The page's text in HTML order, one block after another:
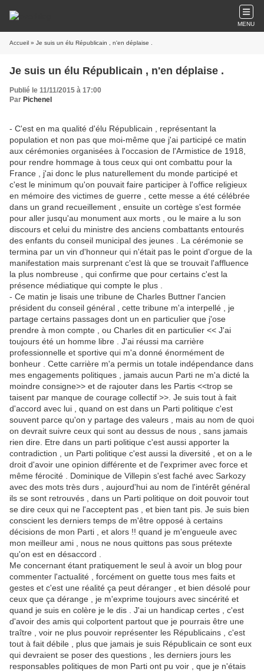
MENU
Accueil » Je suis un élu Républicain , n'en déplaise .
Je suis un élu Républicain , n'en déplaise .
Publié le 11/11/2015 à 17:00
Par Pichenel
- C'est en ma qualité d'élu Républicain , représentant la
population et non pas que moi-même que j'ai participé ce matin
aux cérémonies organisées à l'occasion de l'Armistice de 1918,
pour rendre hommage à tous ceux qui ont combattu pour la
France , j'ai donc le plus naturellement du monde participé et
c'est le minimum qu'on pouvait faire participer à l'office religieux
en mémoire des victimes de guerre , cette messe a été célébrée
dans un grand recueillement , ensuite un cortège s'est formée
pour aller jusqu'au monument aux morts , ou le maire a lu son
discours et celui du ministre des anciens combattants entourés
des enfants du conseil municipal des jeunes . La cérémonie se
termina par un vin d'honneur qui n'était pas le point d'orgue de la
manifestation mais surprenant c'est là que se trouvait l'affluence
la plus nombreuse , qui confirme que pour certains c'est la
présence médiatique qui compte le plus .
- Ce matin je lisais une tribune de Charles Buttner l'ancien
président du conseil général , cette tribune m'a interpellé , je
partage certains passages dont un en particulier que j'ose
prendre à mon compte , ou Charles dit en particulier << J'ai
toujours été un homme libre . J'ai réussi ma carrière
professionnelle et sportive qui m'a donné énormément de
bonheur . Cette carrière m'a permis un totale indépendance dans
mes engagements politiques , jamais aucun Parti ne m'a dicté la
moindre consigne>> et de rajouter dans les Partis <<trop se
taisent par manque de courage collectif >>. Je suis tout à fait
d'accord avec lui , quand on est dans un Parti politique c'est
souvent parce qu'on y partage des valeurs , mais au nom de quoi
on devrait suivre ceux qui sont au dessus de nous , sans jamais
rien dire. Etre dans un parti politique c'est aussi apporter la
contradiction , un Parti politique c'est aussi la diversité , et on a le
droit d'avoir une opinion différente et de l'exprimer avec force et
même férocité . Dominique de Villepin s'est faché avec Sarkozy
avec des mots très durs , aujourd'hui au nom de l'intérêt général
ils se sont retrouvés , dans un Parti politique on doit pouvoir tout
se dire ceux qui ne l'acceptent pas , et bien tant pis. Je suis bien
conscient les derniers temps de m'être opposé à certains
décisions de mon Parti , et alors !! quand je m'engueule avec
mon meilleur ami , nous ne nous quittons pas sous prétexte
qu'on est en désaccord .
Me concernant étant pratiquement le seul à avoir un blog pour
commenter l'actualité , forcément on guette tous mes faits et
gestes et c'est une réalité ça peut déranger , et bien désolé pour
ceux que ça dérange , je m'exprime toujours avec sincérité et
quand je suis en colère je le dis . J'ai un handicap certes , c'est
d'avoir des amis qui colportent partout que je pourrais être une
traître , voir ne plus pouvoir représenter les Républicains , c'est
tout à fait débile , plus que jamais je suis Républicain ce sont eux
qui devraient se poser des questions , les derniers jours les
responsables politiques de mon Parti ont pu voir , que je n'étais